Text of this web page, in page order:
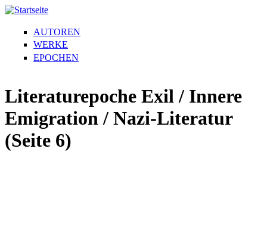
AUTOREN
WERKE
EPOCHEN
Literaturepoche Exil / Innere
Emigration / Nazi-Literatur
(Seite 6)